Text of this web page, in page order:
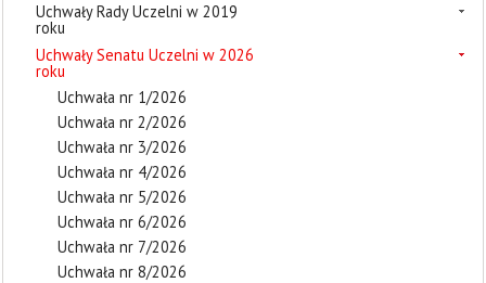
Uchwały Rady Uczelni w 2019
roku
Uchwały Senatu Uczelni w 2026
roku
Uchwała nr 1/2026
Uchwała nr 2/2026
Uchwała nr 3/2026
Uchwała nr 4/2026
Uchwała nr 5/2026
Uchwała nr 6/2026
Uchwała nr 7/2026
Uchwała nr 8/2026